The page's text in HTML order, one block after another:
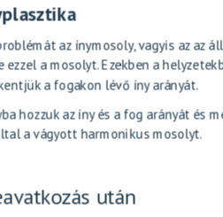
az ínymosoly, vagyis az az
ezzel a mosolyt. Ezekben a
a fogakon lévő íny arányát.
hozzuk az íny és a fog arányát
a vágyott harmonikus mosolyt.
után